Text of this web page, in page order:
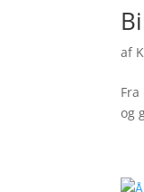
af
og